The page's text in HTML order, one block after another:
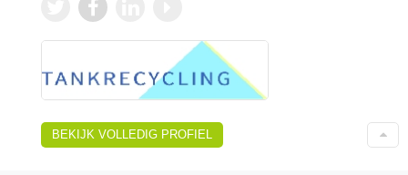
BEKIJK VOLLEDIG PROFIEL